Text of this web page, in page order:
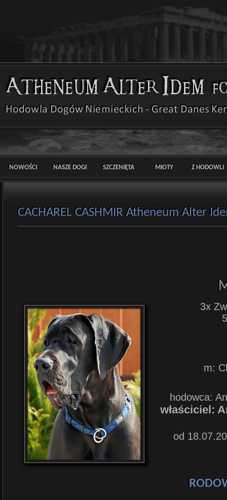
NOWOŚCI NASZE DOGI SZCZENIĘTA MIOTY Z HODOWLI
CACHAREL CASHMIR Atheneum Alter
3x
m:
hodowca:
właściciel:
od